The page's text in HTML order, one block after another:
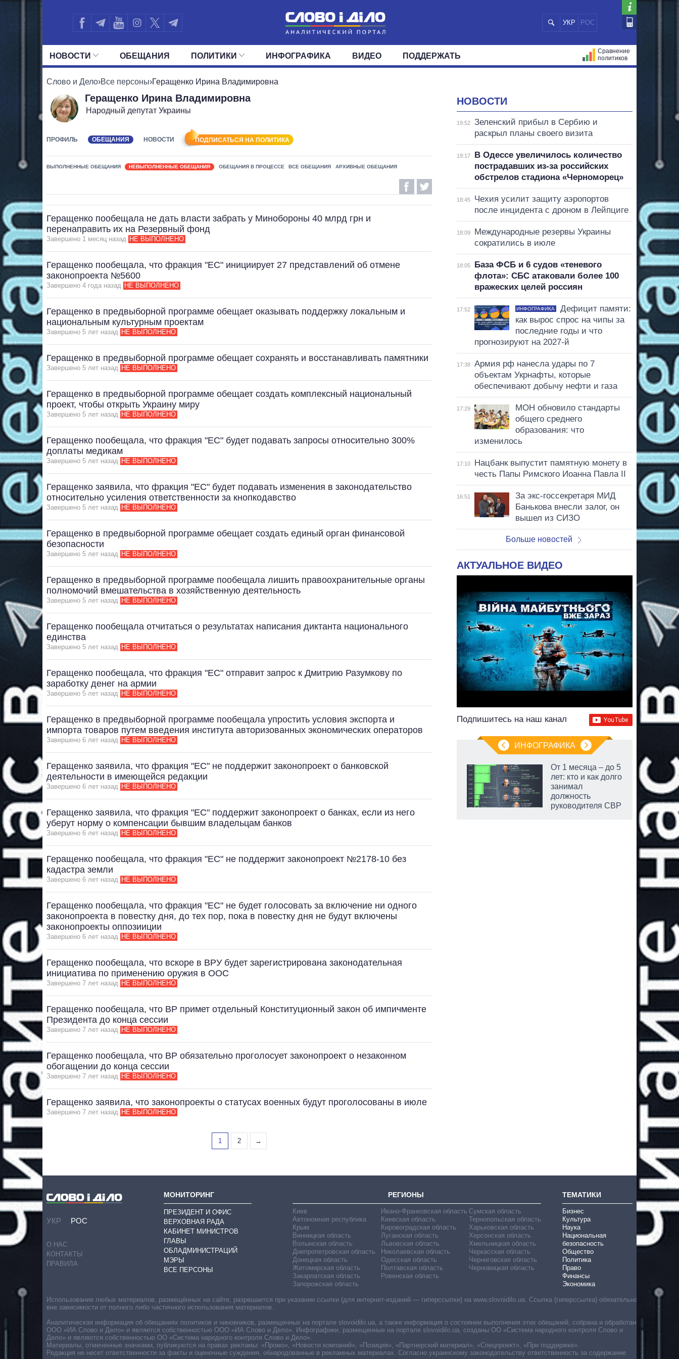
УКР РОС
НОВОСТИ
ЛЕНТА СОБЫТИЯ
ОБЕЩАНИЯ ПОЛИТИКИ
ВСЕ ПОЛИТИКИ ПРЕЗИДЕНТ И ОФИС ВЕРХОВНАЯ РАДА
ИНФОГРАФИКА ВИДЕО ПОДДЕРЖАТЬ
Сравнение
политиков
Слово и Дело›Все персоны›Геращенко Ирина Владимировна
Геращенко Ирина Владимировна
Народный депутат Украины
ПРОФИЛЬ ОБЕЩАНИЯ НОВОСТИ ПОДПИСАТЬСЯ НА ПОЛИТИКА
ВЫПОЛНЕННЫЕ ОБЕЩАНИЯ НЕВЫПОЛНЕННЫЕ ОБЕЩАНИЯ ОБЕЩАНИЯ В ПРОЦЕССЕ ВСЕ ОБЕЩАНИЯ АРХИВНЫЕ ОБЕЩАНИЯ
Геращенко пообещала не дать власти забрать у Минобороны 40 млрд грн и
перенаправить их на Резервный фонд
Завершено 1 месяц назад НЕ ВЫПОЛНЕНО
Геращенко пообещала, что фракция "ЕС" инициирует 27 представлений об отмене
законопроекта №5600
Завершено 4 года назад НЕ ВЫПОЛНЕНО
Геращенко в предвыборной программе обещает оказывать поддержку локальным и
национальным культурным проектам
Завершено 5 лет назад НЕ ВЫПОЛНЕНО
Геращенко в предвыборной программе обещает сохранять и восстанавливать памятники
Завершено 5 лет назад НЕ ВЫПОЛНЕНО
Геращенко в предвыборной программе обещает создать комплексный национальный
проект, чтобы открыть Украину миру
Завершено 5 лет назад НЕ ВЫПОЛНЕНО
Геращенко пообещала, что фракция "ЕС" будет подавать запросы относительно 300%
доплаты медикам
Завершено 5 лет назад НЕ ВЫПОЛНЕНО
Геращенко заявила, что фракция "ЕС" будет подавать изменения в законодательство
относительно усиления ответственности за кнопкодавство
Завершено 5 лет назад НЕ ВЫПОЛНЕНО
Геращенко в предвыборной программе обещает создать единый орган финансовой
безопасности
Завершено 5 лет назад НЕ ВЫПОЛНЕНО
Геращенко в предвыборной программе пообещала лишить правоохранительные органы
полномочий вмешательства в хозяйственную деятельность
Завершено 5 лет назад НЕ ВЫПОЛНЕНО
Геращенко пообещала отчитаться о результатах написания диктанта национального
единства
Завершено 5 лет назад НЕ ВЫПОЛНЕНО
Геращенко пообещала, что фракция "ЕС" отправит запрос к Дмитрию Разумкову по
заработку денег на армии
Завершено 5 лет назад НЕ ВЫПОЛНЕНО
Геращенко в предвыборной программе пообещала упростить условия экспорта и
импорта товаров путем введения института авторизованных экономических операторов
Завершено 6 лет назад НЕ ВЫПОЛНЕНО
Геращенко заявила, что фракция "ЕС" не поддержит законопроект о банковской
деятельности в имеющейся редакции
Завершено 6 лет назад НЕ ВЫПОЛНЕНО
Геращенко заявила, что фракция "ЕС" поддержит законопроект о банках, если из него
уберут норму о компенсации бывшим владельцам банков
Завершено 6 лет назад НЕ ВЫПОЛНЕНО
Геращенко пообещала, что фракция "ЕС" не поддержит законопроект №2178-10 без
кадастра земли
Завершено 6 лет назад НЕ ВЫПОЛНЕНО
Геращенко пообещала, что фракция "ЕС" не будет голосовать за включение ни одного
законопроекта в повестку дня, до тех пор, пока в повестку дня не будут включены
законопроекты оппозииции
Завершено 6 лет назад НЕ ВЫПОЛНЕНО
Геращенко пообещала, что вскоре в ВРУ будет зарегистрирована законодательная
инициатива по применению оружия в ООС
Завершено 7 лет назад НЕ ВЫПОЛНЕНО
Геращенко пообещала, что ВР примет отдельный Конституционный закон об импичменте
Президента до конца сессии
Завершено 7 лет назад НЕ ВЫПОЛНЕНО
Геращенко пообещала, что ВР обязательно проголосует законопроект о незаконном
обогащении до конца сессии
Завершено 7 лет назад НЕ ВЫПОЛНЕНО
Геращенко заявила, что законопроекты о статусах военных будут проголосованы в июле
Завершено 7 лет назад НЕ ВЫПОЛНЕНО
1 2 →
НОВОСТИ
19:52
Зеленский прибыл в Сербию и
раскрыл планы своего визита
19:17
В Одессе увеличилось количество
пострадавших из-за российских
обстрелов стадиона «Черноморец»
18:45
Чехия усилит защиту аэропортов
после инцидента с дроном в Лейпциге
18:09
Международные резервы Украины
сократились в июле
18:05
База ФСБ и 6 судов «теневого
флота»: СБС атаковали более 100
вражеских целей россиян
17:52 ИНФОГРАФИКА
Дефицит памяти:
как вырос спрос на чипы за
последние годы и что
прогнозируют на 2027-й
17:38
Армия рф нанесла удары по 7
объектам Укрнафты, которые
обеспечивают добычу нефти и газа
17:29
МОН обновило стандарты
общего среднего
образования: что
изменилось
17:10
Нацбанк выпустит памятную монету в
честь Папы Римского Иоанна Павла II
16:51
За экс-госсекретаря МИД
Банькова внесли залог, он
вышел из СИЗО
Больше новостей
АКТУАЛЬНОЕ ВИДЕО
Подпишитесь на наш канал
ИНФОГРАФИКА
Как за 10 лет
магистратуру и
аспирантуру
От 1 месяца – до 5
лет: кто и как долго
занимал
должность
руководителя СВР
УКР РОС
О НАС
КОНТАКТЫ
ПРАВИЛА
МОНИТОРИНГ
ПРЕЗИДЕНТ И ОФИС
ВЕРХОВНАЯ РАДА
КАБИНЕТ МИНИСТРОВ
ГЛАВЫ
ОБЛАДМИНИСТРАЦИЙ
МЭРЫ
ВСЕ ПЕРСОНЫ
РЕГИОНЫ
Киев
Автономная республика
Крым
Винницкая область
Волынская область
Днепропетровская область
Донецкая область
Житомирская область
Закарпатская область
Запорожская область
Ивано-Франковская область
Киевская область
Кировоградская область
Луганская область
Львовская область
Николаевская область
Одесская область
Полтавская область
Ровенская область
Сумская область
Тернопольская область
Харьковская область
Херсонская область
Хмельницкая область
Черкасская область
Черниговская область
Черновицкая область
ТЕМАТИКИ
Бизнес
Культура
Наука
Национальная
безопасность
Общество
Политика
Право
Финансы
Экономика
Использование любых материалов, размещённых на сайте, разрешается при указании ссылки (для интернет-изданий — гиперссылки) на www.slovoidilo.ua. Ссылка (гиперссылка) обязательна
вне зависимости от полного либо частичного использования материалов.
Аналитическая информация об обещаниях политиков и чиновников, размещенных на портале slovoidilo.ua, а также информация о состоянии выполнения этих обещаний, собрана и обработана
ООО «ИА Слово и Дело» и является собственностью ООО «ИА Слово и Дело». Инфографики, размещенные на портале slovoidilo.ua, созданы ОО «Система народного контроля Слово и
Дело» и являются собственностью ОО «Система народного контроля Слово и Дело».
Материалы, отмеченные значками, публикуются на правах рекламы: «Промо», «Новости компаний», «Позиция», «Партнерский материал», «Спецпроект», «При поддержке».
Редакция не несет ответственности за факты и оценочные суждения, обнародованные в рекламных материалах. Согласно украинскому законодательству ответственность за содержание